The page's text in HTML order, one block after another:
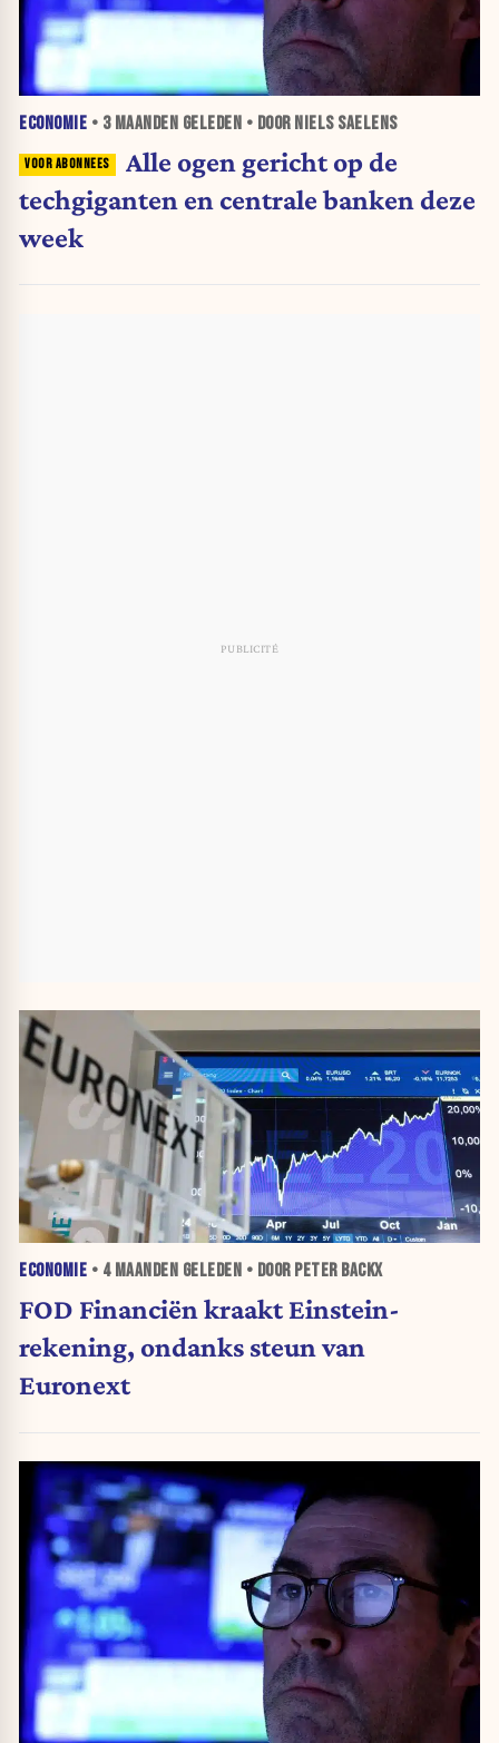
ECONOMIE • 3 MAANDEN GELEDEN • DOOR NIELS SAELENS
Alle ogen gericht op de
techgiganten en centrale banken deze
week
ECONOMIE • 4 MAANDEN GELEDEN • DOOR PETER BACKX
FOD Financiën kraakt Einstein-
rekening, ondanks steun van
Euronext